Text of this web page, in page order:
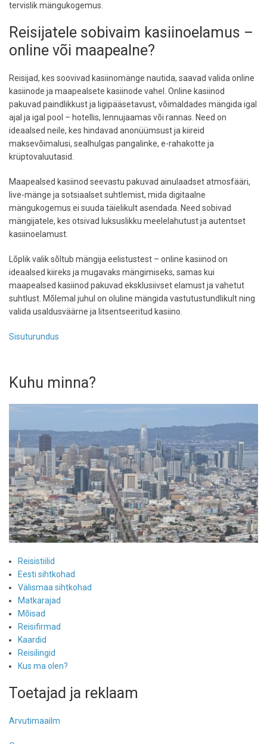
tervislik mängukogemus.
Reisijatele sobivaim kasiinoelamus –
online või maapealne?
Reisijad, kes soovivad kasiinomänge nautida, saavad valida online
kasiinode ja maapealsete kasiinode vahel. Online kasiinod
pakuvad paindlikkust ja ligipääsetavust, võimaldades mängida igal
ajal ja igal pool – hotellis, lennujaamas või rannas. Need on
ideaalsed neile, kes hindavad anonüümsust ja kiireid
maksevõimalusi, sealhulgas pangalinke, e-rahakotte ja
krüptovaluutasid.
Maapealsed kasiinod seevastu pakuvad ainulaadset atmosfääri,
live-mänge ja sotsiaalset suhtlemist, mida digitaalne
mängukogemus ei suuda täielikult asendada. Need sobivad
mängijatele, kes otsivad luksuslikku meelelahutust ja autentset
kasiinoelamust.
Lõplik valik sõltub mängija eelistustest – online kasiinod on
ideaalsed kiireks ja mugavaks mängimiseks, samas kui
maapealsed kasiinod pakuvad eksklusiivset elamust ja vahetut
suhtlust. Mõlemal juhul on oluline mängida vastutustundlikult ning
valida usaldusväärne ja litsentseeritud kasiino.
Sisuturundus
Kuhu minna?
Reisistiilid
Eesti sihtkohad
Välismaa sihtkohad
Matkarajad
Mõisad
Reisifirmad
Kaardid
Reisilingid
Kus ma olen?
Toetajad ja reklaam
Arvutimaailm